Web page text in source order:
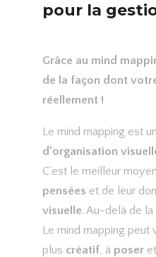
pour la
Grâce au mind
de la façon dont
réellement !
Le mind mapping est
d’organisation
C’est le meilleur
pensées et de leur
visuelle. Au-delà de la
Le mind mapping peut
plus créatif , à poser et